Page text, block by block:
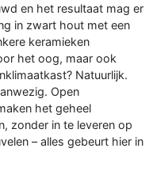
en het resultaat mag er
in zwart hout met een
keramieken
het oog, maar ook
Natuurlijk.
Open
het geheel
zonder in te leveren op
– alles gebeurt hier in